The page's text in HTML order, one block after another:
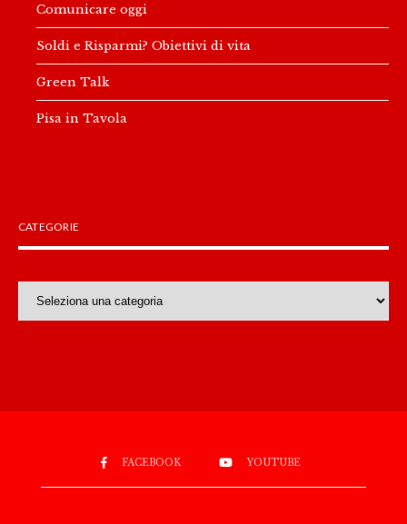
Comunicare oggi
Soldi e Risparmi? Obiettivi di vita
Green Talk
Pisa in Tavola
CATEGORIE
Categorie
FACEBOOK YOUTUBE